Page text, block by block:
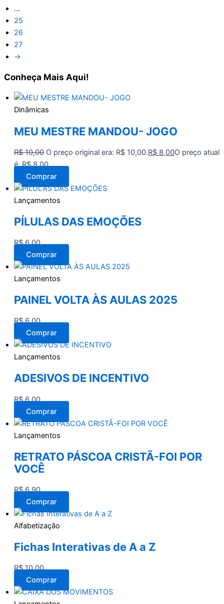
…
25
26
27
→
Conheça Mais Aqui!
Dinâmicas
MEU MESTRE MANDOU- JOGO
R$10,00 O preço original era: R$ 10,00.R$ 8,00O preço atual
é: R$ 8,00.
Comprar
Lançamentos
PÍLULAS DAS EMOÇÕES
R$6,00
Comprar
Lançamentos
PAINEL VOLTA ÀS AULAS 2025
R$6,00
Comprar
Lançamentos
ADESIVOS DE INCENTIVO
R$6,00
Comprar
Lançamentos
RETRATO PÁSCOA CRISTÃ-FOI POR
VOCÊ
R$6,90
Comprar
Alfabetização
Fichas Interativas de A a Z
R$10,00
Comprar